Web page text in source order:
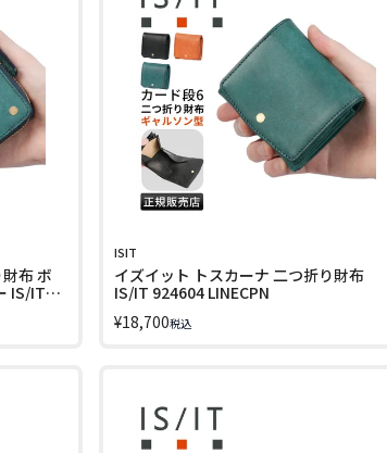
布 ボ
IS/IT
ISIT
イズイット トスカーナ 二つ折り財布
IS/IT 924604 LINECPN
¥18,700税込